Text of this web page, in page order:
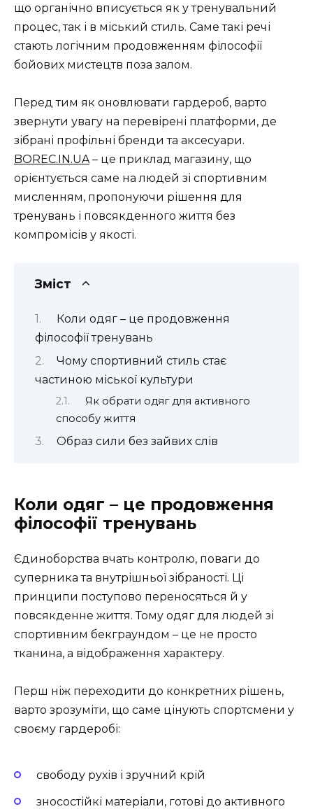
що органічно вписується як у тренувальний
процес, так і в міський стиль. Саме такі речі
стають логічним продовженням філософії
бойових мистецтв поза залом.
Перед тим як оновлювати гардероб, варто
звернути увагу на перевірені платформи, де
зібрані профільні бренди та аксесуари.
BOREC.IN.UA– це приклад магазину, що
орієнтується саме на людей зі спортивним
мисленням, пропонуючи рішення для
тренувань і повсякденного життя без
компромісів у якості.
Зміст
Коли одяг – це продовження
філософії тренувань
Чому спортивний стиль стає
частиною міської культури
Як обрати одяг для активного
способу життя
Образ сили без зайвих слів
Коли одяг – це продовження
філософії тренувань
Єдиноборства вчать контролю, поваги до
суперника та внутрішньої зібраності. Ці
принципи поступово переносяться й у
повсякденне життя. Тому одяг для людей зі
спортивним бекграундом – це не просто
тканина, а відображення характеру.
Перш ніж переходити до конкретних рішень,
варто зрозуміти, що саме цінують спортсмени у
своєму гардеробі:
свободу рухів і зручний крій
зносостійкі матеріали, готові до активного